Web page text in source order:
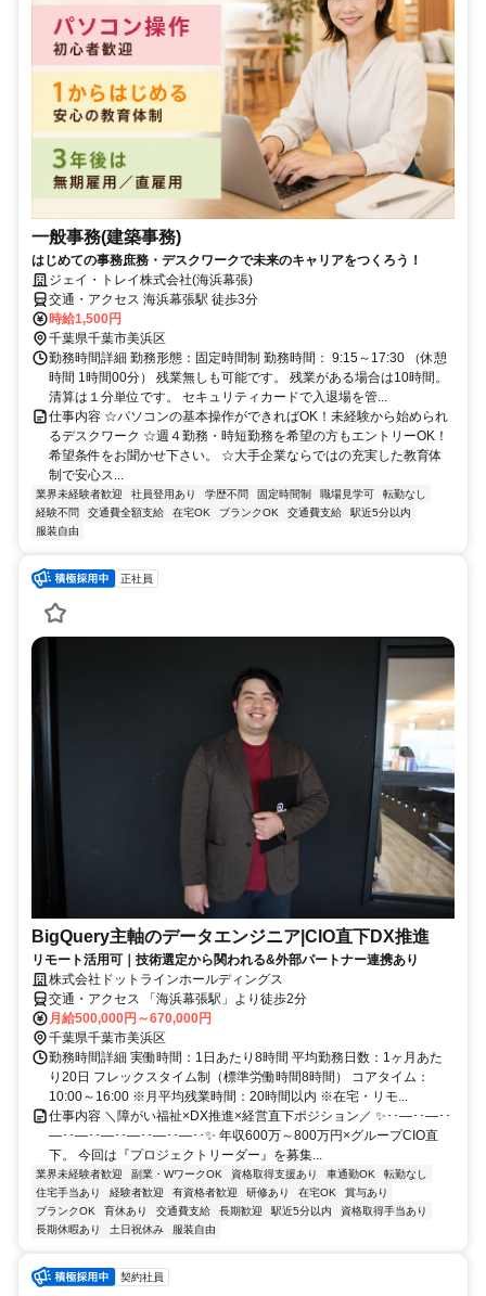
一般事務(建築事務)
はじめての事務庶務・デスクワークで未来のキャリアをつくろう！
ジェイ・トレイ株式会社(海浜幕張)
交通・アクセス 海浜幕張駅 徒歩3分
時給1,500円
千葉県千葉市美浜区
勤務時間詳細 勤務形態：固定時間制 勤務時間： 9:15～17:30 （休憩
時間 1時間00分） 残業無しも可能です。 残業がある場合は10時間。
清算は１分単位です。 セキュリティカードで入退場を管...
仕事内容 ☆パソコンの基本操作ができればOK！未経験から始められ
るデスクワーク ☆週４勤務・時短勤務を希望の方もエントリーOK！
希望条件をお聞かせ下さい。 ☆大手企業ならではの充実した教育体
制で安心ス...
業界未経験者歓迎 社員登用あり 学歴不問 固定時間制 職場見学可
転勤なし
経験不問
交通費全額支給 在宅OK ブランクOK 交通費支給
駅近5分以内
服装自由
正社員
BigQuery主軸のデータエンジニア|CIO直下DX推進
リモート活用可｜技術選定から関われる&外部パートナー連携あり
株式会社ドットラインホールディングス
交通・アクセス 「海浜幕張駅」より徒歩2分
月給500,000円～670,000円
千葉県千葉市美浜区
勤務時間詳細 実働時間：1日あたり8時間 平均勤務日数：1ヶ月あた
り20日 フレックスタイム制（標準労働時間8時間） コアタイム：
10:00～16:00 ※月平均残業時間：20時間以内 ※在宅・リモ...
仕事内容 ＼障がい福祉×DX推進×経営直下ポジション／ ✨･･―･･―･･
―･･―･･―･･―･･―･･―･･✨ 年収600万～800万円×グループCIO直
下。 今回は『プロジェクトリーダー』を募集...
業界未経験者歓迎 副業・WワークOK 資格取得支援あり 車通勤OK
転勤なし
住宅手当あり
経験者歓迎 有資格者歓迎 研修あり 在宅OK
賞与あり
ブランクOK
育休あり 交通費支給 長期歓迎 駅近5分以内
資格取得手当あり
長期休暇あり
土日祝休み 服装自由
契約社員